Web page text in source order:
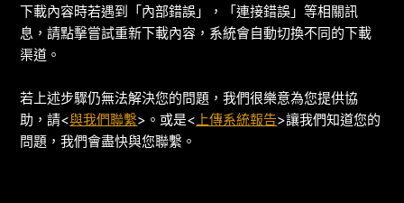
下載內容時若遇到「內部錯誤」，「連接錯誤」等相關訊
息，請點擊嘗試重新下載內容，系統會自動切換不同的下載
渠道。
若上述步驟仍無法解決您的問題，我們很樂意為您提供協
助，請<與我們聯繫>。或是< 上傳系統報告>讓我們知道您的
問題，我們會盡快與您聯繫。